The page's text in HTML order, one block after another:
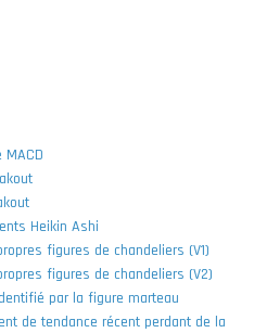
Heikin Ashi
figures de chandeliers (V1)
figures de chandeliers (V2)
par la figure marteau
de tendance récent perdant de la